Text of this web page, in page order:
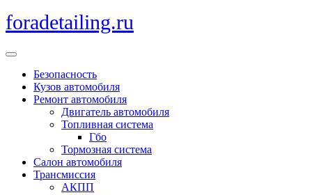
Перейти
к
foradetailing.ru
Кнопка
ОткрытьБезопасность
Кузов автомобиля
Ремонт автомобиля
Двигатель автомобиля
Топливная система
Гбо
Тормозная система
Салон автомобиля
Трансмиссия
АКПП